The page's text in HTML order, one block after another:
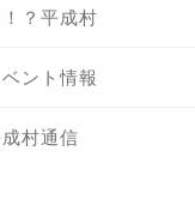
？平成村
ント情報
村通信